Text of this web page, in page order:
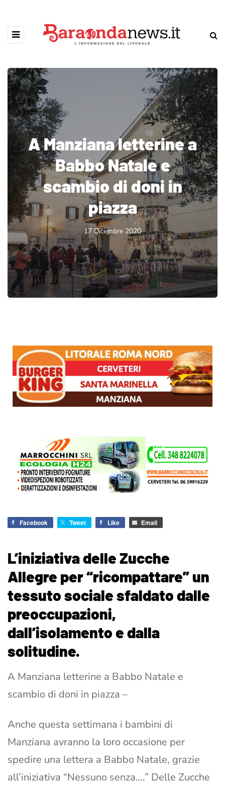
A Manziana letterine a
Babbo Natale e
scambio di doni in
piazza
17 Dicembre 2020
Facebook Tweet Like Email
L’iniziativa delle Zucche
Allegre per “ricompattare” un
tessuto sociale sfaldato dalle
preoccupazioni,
dall’isolamento e dalla
solitudine.
A Manziana letterine a Babbo Natale e
scambio di doni in piazza –
Anche questa settimana i bambini di
Manziana avranno la loro occasione per
spedire una lettera a Babbo Natale, grazie
all’iniziativa “Nessuno senza….” Delle Zucche